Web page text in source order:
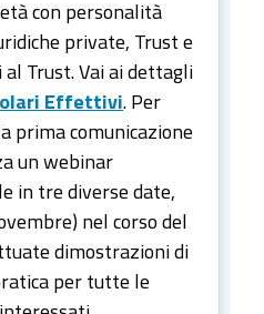
con personalità
private, Trust e
Trust. Vai ai dettagli
Effettivi . Per
prima comunicazione
un webinar
in tre diverse date,
nel corso del
dimostrazioni di
per tutte le